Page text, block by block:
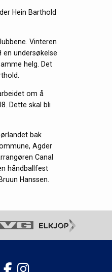
Hein Barthold
Vinteren
en undersøkelse
helg. Det
om å
Dette skal bli
bak
Agder
Canal
håndballfest
Hanssen.